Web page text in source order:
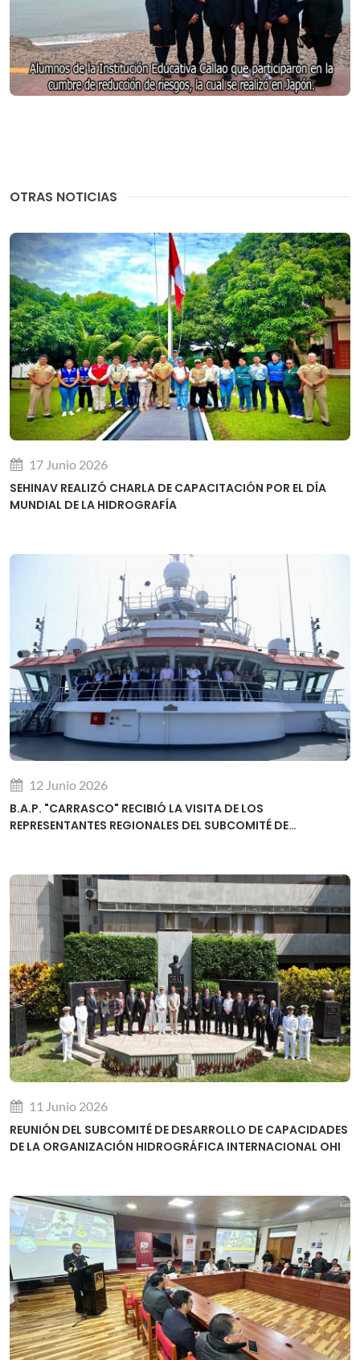
OTRAS NOTICIAS
17 Junio 2026
SEHINAV REALIZÓ CHARLA DE CAPACITACIÓN POR EL DÍA
MUNDIAL DE LA HIDROGRAFÍA
12 Junio 2026
B.A.P. "CARRASCO" RECIBIÓ LA VISITA DE LOS
REPRESENTANTES REGIONALES DEL SUBCOMITÉ DE
11 Junio 2026
REUNIÓN DEL SUBCOMITÉ DE DESARROLLO DE CAPACIDADES
DE LA ORGANIZACIÓN HIDROGRÁFICA INTERNACIONAL OHI